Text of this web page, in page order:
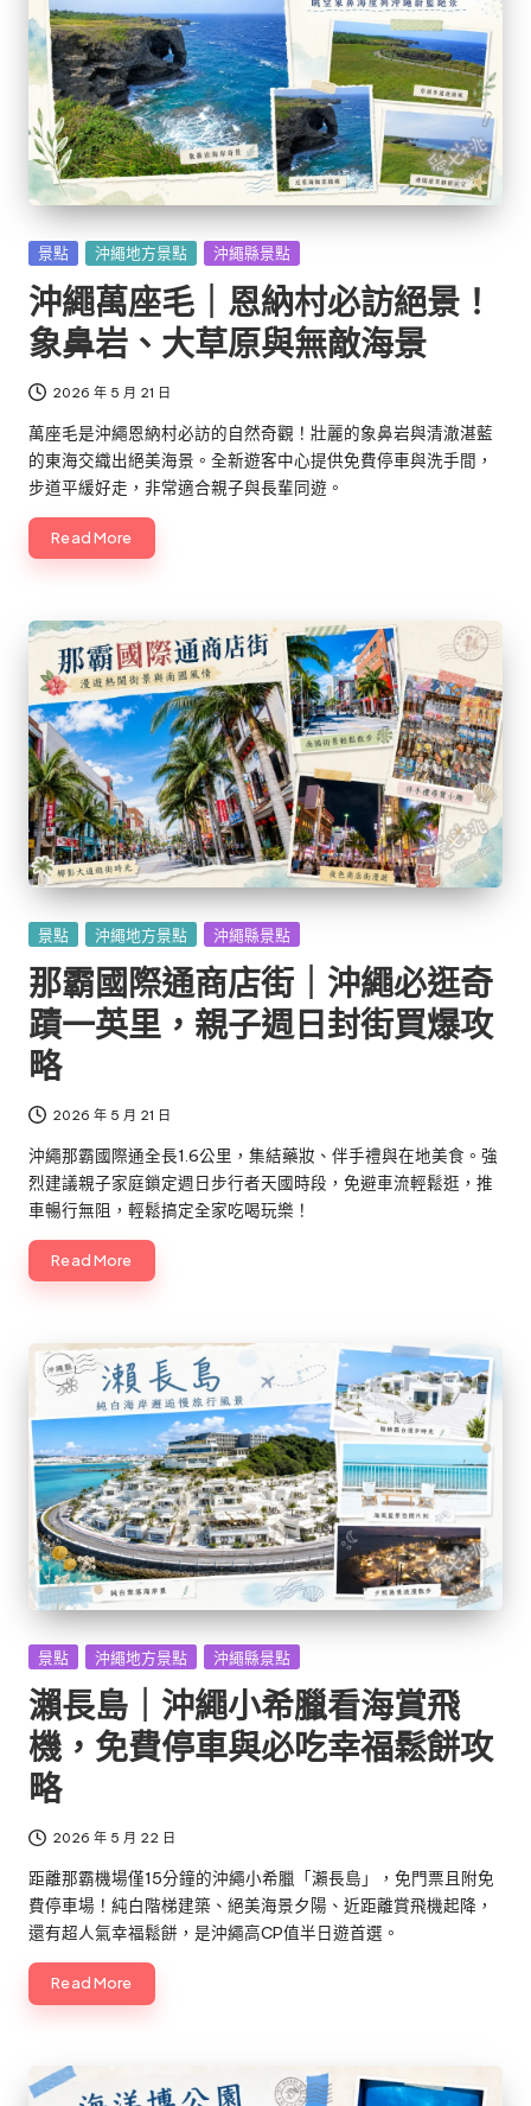
Posted
景點 沖繩地方景點 沖繩縣景點
沖繩萬座毛｜恩納村必訪絕景！
象鼻岩、大草原與無敵海景
2026 年 5 月 21 日
萬座毛是沖繩恩納村必訪的自然奇觀！壯麗的象鼻岩與清澈湛藍
的東海交織出絕美海景。全新遊客中心提供免費停車與洗手間，
步道平緩好走，非常適合親子與長輩同遊。
Read More
Posted
景點 沖繩地方景點 沖繩縣景點
那霸國際通商店街｜沖繩必逛奇
蹟一英里，親子週日封街買爆攻
略
2026 年 5 月 21 日
沖繩那霸國際通全長1.6公里，集結藥妝、伴手禮與在地美食。強
烈建議親子家庭鎖定週日步行者天國時段，免避車流輕鬆逛，推
車暢行無阻，輕鬆搞定全家吃喝玩樂！
Read More
Posted
景點 沖繩地方景點 沖繩縣景點
瀨長島｜沖繩小希臘看海賞飛
機，免費停車與必吃幸福鬆餅攻
略
2026 年 5 月 22 日
距離那霸機場僅15分鐘的沖繩小希臘「瀨長島」，免門票且附免
費停車場！純白階梯建築、絕美海景夕陽、近距離賞飛機起降，
還有超人氣幸福鬆餅，是沖繩高CP值半日遊首選。
Read More